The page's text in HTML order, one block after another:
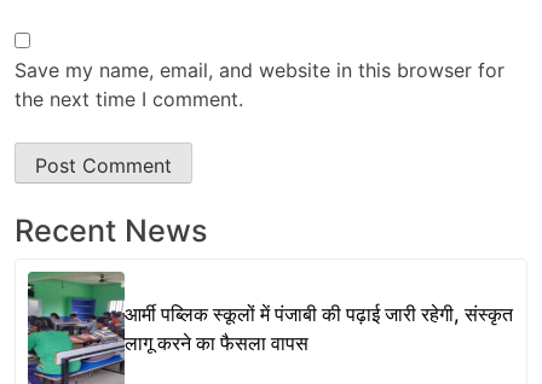
Save my name, email, and website in this browser for
the next time I comment.
Recent News
आर्मी पब्लिक स्कूलों में पंजाबी की पढ़ाई जारी रहेगी, संस्कृत
लागू करने का फैसला वापस